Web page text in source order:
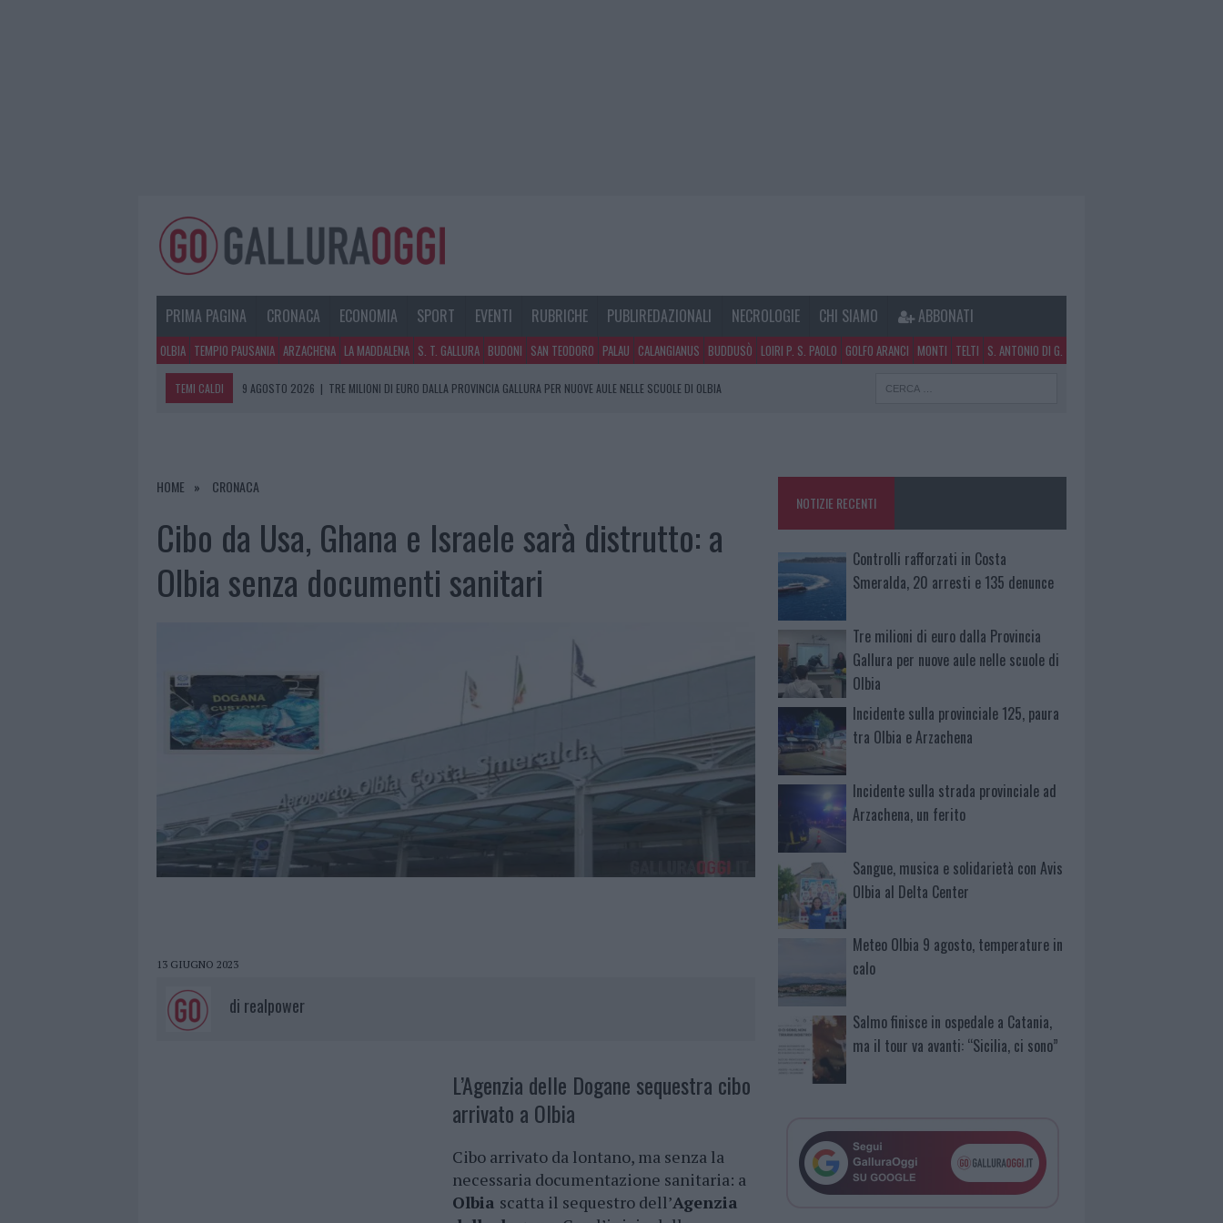
PRIMA PAGINA CRONACA ECONOMIA SPORT EVENTI RUBRICHE PUBLIREDAZIONALI NECROLOGIE CHI SIAMO ABBONATI
OLBIA TEMPIO PAUSANIA ARZACHENA LA MADDALENA S. T. GALLURA BUDONI SAN TEODORO PALAU CALANGIANUS BUDDUSÒ LOIRI P. S. PAOLO GOLFO ARANCI MONTI TELTI S. ANTONIO DI G.
TEMI CALDI 9 AGOSTO 2026 | TRE MILIONI DI EURO DALLA PROVINCIA GALLURA PER NUOVE AULE NELLE SCUOLE DI OLBIA
8 AGOSTO 2026
|
HOME CRONACA
Cibo da Usa, Ghana e Israele sarà distrutto: a
Olbia senza documenti sanitari
13 GIUGNO 2023
di realpower
L’Agenzia delle Dogane sequestra cibo
arrivato a Olbia
Cibo arrivato da lontano, ma senza la
necessaria documentazione sanitaria: a
Olbia scatta il sequestro dell’Agenzia
NOTIZIE RECENTI
Controlli rafforzati in Costa
Smeralda, 20 arresti e 135 denunce
Tre milioni di euro dalla Provincia
Gallura per nuove aule nelle scuole di
Olbia
Incidente sulla provinciale 125, paura
tra Olbia e Arzachena
Incidente sulla strada provinciale ad
Arzachena, un ferito
Sangue, musica e solidarietà con Avis
Olbia al Delta Center
Meteo Olbia 9 agosto, temperature in
calo
Salmo finisce in ospedale a Catania,
ma il tour va avanti: “Sicilia, ci sono”